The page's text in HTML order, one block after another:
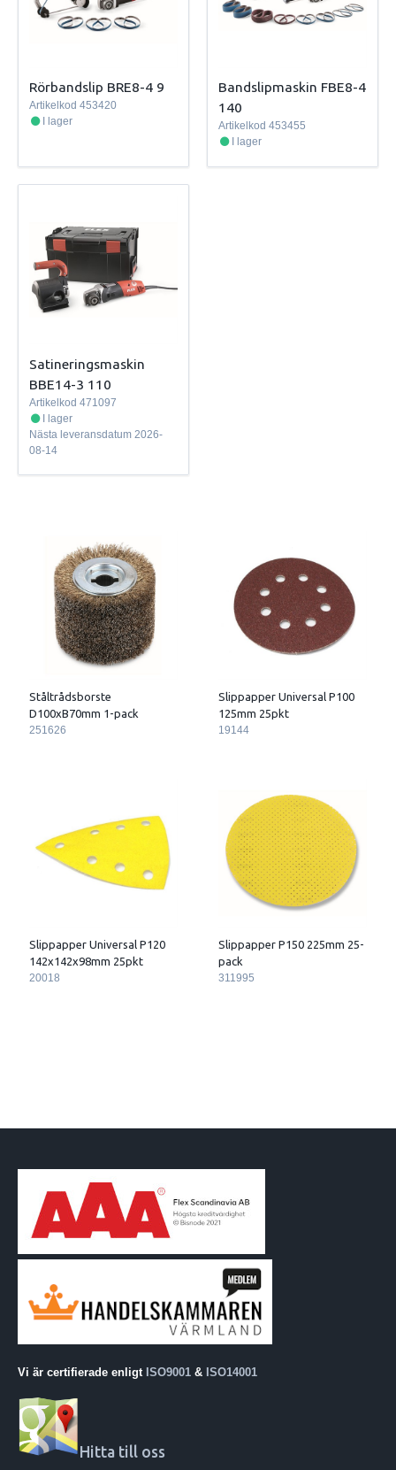
Rörbandslip BRE8-4 9
Artikelkod 453420
I lager
Bandslipmaskin FBE8-4
140
Artikelkod 453455
I lager
Satineringsmaskin
BBE14-3 110
Artikelkod 471097
I lager
Nästa leveransdatum 2026-
08-14
Ståltrådsborste
D100xB70mm 1-pack
251626
Slippapper Universal P100
125mm 25pkt
19144
Slippapper Universal P120
142x142x98mm 25pkt
20018
Slippapper P150 225mm 25-
pack
311995
Vi är certifierade enligt ISO9001 & ISO14001
Hitta till oss